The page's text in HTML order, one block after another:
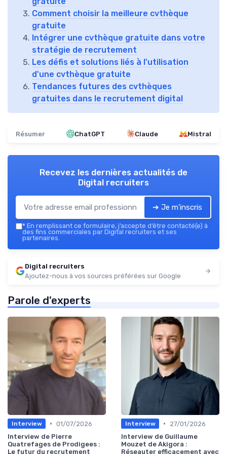
Comment choisir la meilleure cvthèque
gratuite
Intégrer une cvthèque gratuite dans votre
stratégie de recrutement
Les défis et solutions liés à l'utilisation
d'une cvthèque gratuite
Tendances futures des cvthèques
gratuites dans le recrutement digital
Résumer ChatGPT Claude Mistral
Recevez les dernières actualités de
Digital recruiters
➔ Je m'inscris
* En remplissant ce formulaire, j’accepte d’être contacté(e) à
des fins commerciales par Digital recruiters et ses
partenaires.
Digital recruiters
Ajoutez-nous à vos sources préférées sur Google
Parole d'experts
Interview • 01/07/2026
Interview de Pierre
Quatrefages de Prodigees :
Le futur du recrutement
Interview •
27/01/2026
Interview de Guillaume
Mouzet de Akigora :
Réseauter efficacement avec